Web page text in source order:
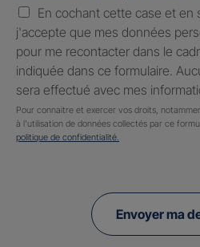
En cochant cette case et en
j'accepte que mes données
pour me recontacter dans le
indiquée dans ce formulaire.
sera effectué avec mes
Pour connaitre et exercer vos droits,
à l'utilisation de données collectés par ce
politique de confidentialité.
Envoyer ma